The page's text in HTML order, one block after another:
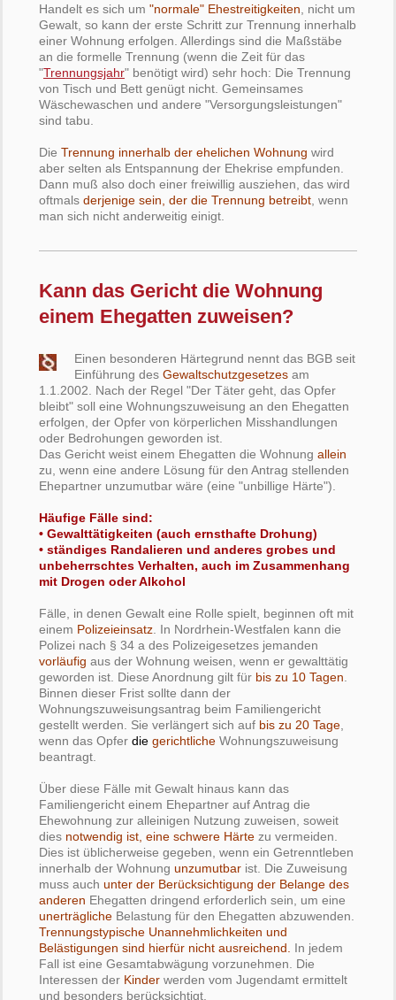
Handelt es sich um "normale" Ehestreitigkeiten , nicht um
Gewalt, so kann der erste Schritt zur Trennung innerhalb
einer Wohnung erfolgen. Allerdings sind die Maßstäbe
an die formelle Trennung (wenn die Zeit für das
"Trennungsjahr" benötigt wird) sehr hoch: Die Trennung
von Tisch und Bett genügt nicht. Gemeinsames
Wäschewaschen und andere "Versorgungsleistungen"
sind tabu.
Die Trennung innerhalb der ehelichen Wohnung wird
aber selten als Entspannung der Ehekrise empfunden.
Dann muß also doch einer freiwillig ausziehen, das wird
oftmals derjenige sein, der die Trennung betreibt , wenn
man sich nicht anderweitig einigt.
Kann das Gericht die Wohnung
einem Ehegatten zuweisen?
Einen besonderen Härtegrund nennt das BGB seit
Einführung des Gewaltschutzgesetzes am
1.1.2002. Nach der Regel "Der Täter geht, das Opfer
bleibt" soll eine Wohnungszuweisung an den Ehegatten
erfolgen, der Opfer von körperlichen Misshandlungen
oder Bedrohungen geworden ist.
Das Gericht weist einem Ehegatten die Wohnung allein
zu, wenn eine andere Lösung für den Antrag stellenden
Ehepartner unzumutbar wäre (eine "unbillige Härte").
Häufige Fälle sind:
• Gewalttätigkeiten (auch ernsthafte Drohung)
• ständiges Randalieren und anderes grobes und
unbeherrschtes Verhalten, auch im Zusammenhang
mit Drogen oder Alkohol
Fälle, in denen Gewalt eine Rolle spielt, beginnen oft mit
einem Polizeieinsatz . In Nordrhein-Westfalen kann die
Polizei nach § 34 a des Polizeigesetzes jemanden
vorläufig aus der Wohnung weisen, wenn er gewalttätig
geworden ist. Diese Anordnung gilt für bis zu 10 Tagen
Binnen dieser Frist sollte dann der
Wohnungszuweisungsantrag beim Familiengericht
gestellt werden. Sie verlängert sich auf bis zu 20 Tage
wenn das Opfer die gerichtliche Wohnungszuweisung
beantragt.
Über diese Fälle mit Gewalt hinaus kann das
Familiengericht einem Ehepartner auf Antrag die
Ehewohnung zur alleinigen Nutzung zuweisen, soweit
dies notwendig ist, eine schwere Härte zu vermeiden.
Dies ist üblicherweise gegeben, wenn ein Getrenntleben
innerhalb der Wohnung unzumutbar ist. Die Zuweisung
muss auch unter der Berücksichtigung der Belange des
anderen Ehegatten dringend erforderlich sein, um eine
unerträgliche Belastung für den Ehegatten abzuwenden.
Trennungstypische Unannehmlichkeiten und
Belästigungen sind hierfür nicht ausreichend.
In jedem
Fall ist eine Gesamtabwägung vorzunehmen. Die
Interessen der Kinder werden vom Jugendamt ermittelt
und besonders berücksichtigt.